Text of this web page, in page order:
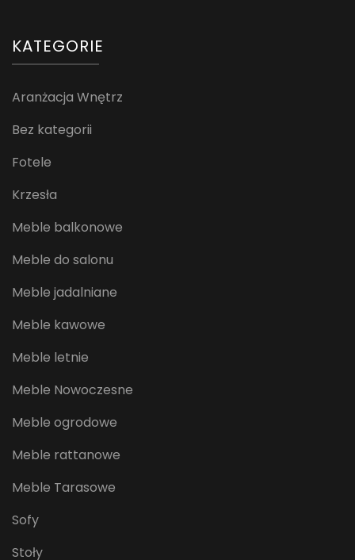
KATEGORIE
Aranżacja Wnętrz
Bez kategorii
Fotele
Krzesła
Meble balkonowe
Meble do salonu
Meble jadalniane
Meble kawowe
Meble letnie
Meble Nowoczesne
Meble ogrodowe
Meble rattanowe
Meble Tarasowe
Sofy
Stoły